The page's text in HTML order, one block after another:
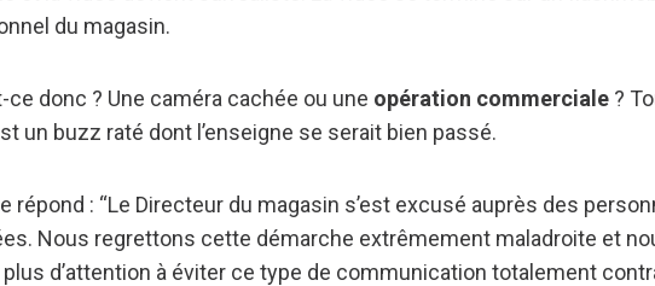
du magasin.
ce donc ? Une caméra cachée ou une opération commerciale ?
un buzz raté dont l’enseigne se serait bien passé.
répond : “Le Directeur du magasin s’est excusé auprès des
Nous regrettons cette démarche extrêmement maladroite et
d’attention à éviter ce type de communication totalement